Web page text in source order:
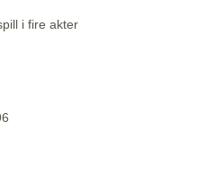
i fire akter